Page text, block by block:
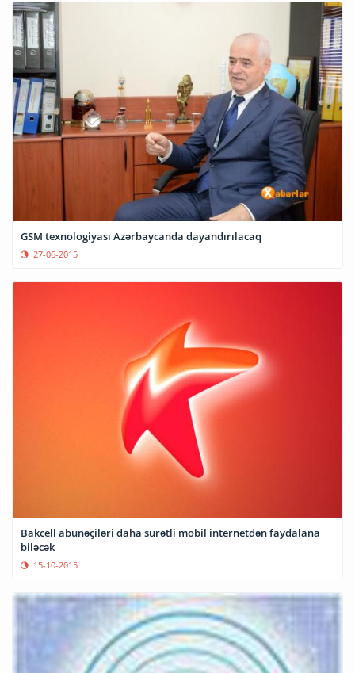
GSM texnologiyası Azərbaycanda dayandırılacaq
27-06-2015
Bakcell abunəçiləri daha sürətli mobil internetdən faydalana
biləcək
15-10-2015